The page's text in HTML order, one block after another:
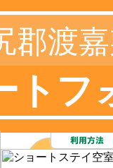
郡渡
トフ